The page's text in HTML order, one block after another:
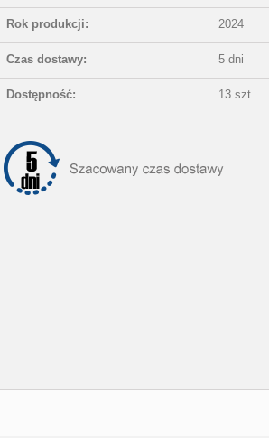
Rok produkcji: 2024
Czas dostawy: 5 dni
Dostępność: 13 szt.